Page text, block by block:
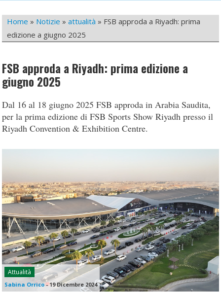
Home » Notizie »attualità » FSB approda a Riyadh: prima
edizione a giugno 2025
FSB approda a Riyadh: prima edizione a
giugno 2025
Dal 16 al 18 giugno 2025 FSB approda in Arabia Saudita,
per la prima edizione di FSB Sports Show Riyadh presso il
Riyadh Convention & Exhibition Centre.
Attualità
Sabina Orrico-19 Dicembre 2024